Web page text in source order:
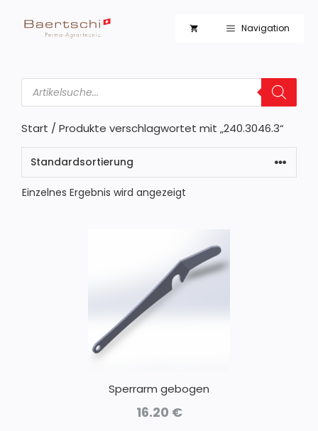
Inhalt
Navigation
Products
search
Start / Produkte verschlagwortet mit „240.3046.3“
Einzelnes Ergebnis wird angezeigt
Sperrarm gebogen
16.20 €